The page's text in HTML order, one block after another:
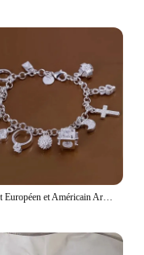
Bracelet Européen et Américain Argent Mode Treize Pendentif Bracelet Femme Multi-Élément Bijoux Style Simple Bracelet Whol